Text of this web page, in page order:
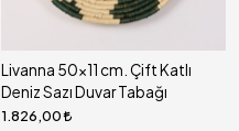
Livanna 50x11 cm. Çift Katlı
Deniz Sazı Duvar Tabağı
1.826,00